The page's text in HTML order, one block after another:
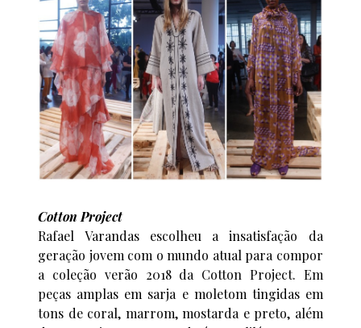
Cotton Project
Rafael Varandas escolheu a insatisfação da
geração jovem com o mundo atual para compor
a coleção verão 2018 da Cotton Project. Em
peças amplas em sarja e moletom tingidas em
tons de coral, marrom, mostarda e preto, além